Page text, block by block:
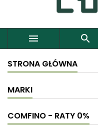
 
STRONA GŁÓWNA
MARKI
COMFINO - RATY 0%